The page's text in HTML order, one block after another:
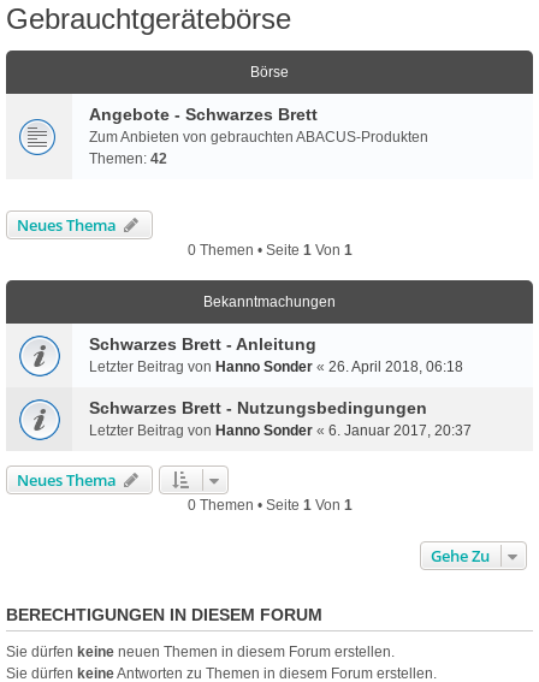
Gebrauchtgerätebörse
Börse
Angebote - Schwarzes Brett
Zum Anbieten von gebrauchten ABACUS-Produkten
Themen: 42
Neues Thema
0 Themen • Seite 1 Von 1
Bekanntmachungen
Schwarzes Brett - Anleitung
Letzter Beitrag von Hanno Sonder « 26. April 2018, 06:18
Schwarzes Brett - Nutzungsbedingungen
Letzter Beitrag von Hanno Sonder « 6. Januar 2017, 20:37
Neues Thema
0 Themen • Seite 1 Von 1
Gehe Zu
BERECHTIGUNGEN IN DIESEM FORUM
Sie dürfen keine neuen Themen in diesem Forum erstellen.
Sie dürfen keineAntworten zu Themen in diesem Forum erstellen.